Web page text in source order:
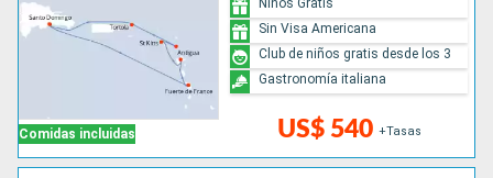
Comidas incluidas US$ 540 +Tasas
Sin Visa Americana
Club de niños gratis desde los 3
Gastronomía italiana